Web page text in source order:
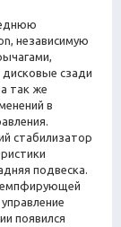
независимую
сзади
так же
в
стабилизатор
подвеска.
появился